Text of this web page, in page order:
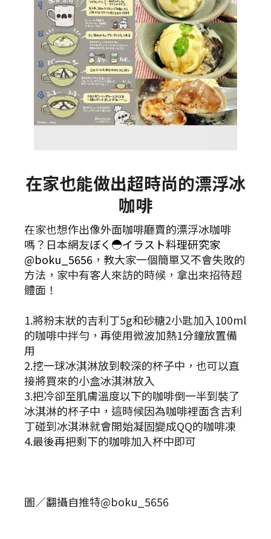
在家也能做出超時尚的漂浮冰
咖啡
在家也想作出像外面咖啡廳賣的漂浮冰咖啡
嗎？日本網友ぼく◓イラスト料理研究家
@boku_5656 ，教大家一個簡單又不會失敗的
方法，家中有客人來訪的時候，拿出來招待超
體面！
1.將粉末狀的吉利丁5g和砂糖2小匙加入100ml
的咖啡中拌勻，再使用微波加熱1分鐘放置備
用
2.挖一球冰淇淋放到較深的杯子中，也可以直
接將買來的小盒冰淇淋放入
3.把冷卻至肌膚溫度以下的咖啡倒一半到裝了
冰淇淋的杯子中，這時候因為咖啡裡面含吉利
丁碰到冰淇淋就會開始凝固變成QQ的咖啡凍
4.最後再把剩下的咖啡加入杯中即可
圖／翻攝自推特@boku_5656